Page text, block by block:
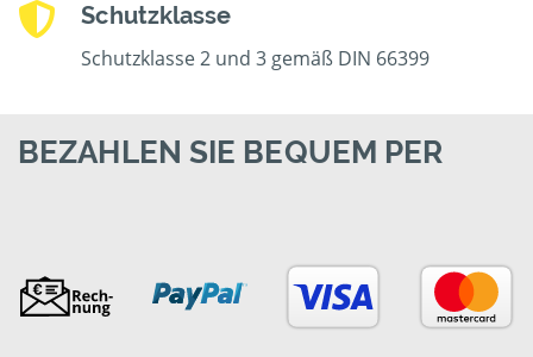
Schutzklasse
Schutzklasse 2 und 3 gemäß DIN 66399
BEZAHLEN SIE BEQUEM PER